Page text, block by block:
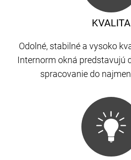
KVALITA
Odolné, stabilné a vysoko
Internorm okná predstavujú
spracovanie do